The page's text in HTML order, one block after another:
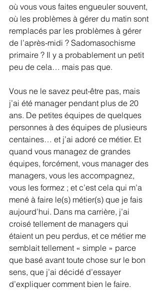
où vous vous faites engueuler souvent,
où les problèmes à gérer du matin sont
remplacés par les problèmes à gérer
de l’après-midi ? Sadomasochisme
primaire ? Il y a probablement un petit
peu de cela… mais pas que.
Vous ne le savez peut-être pas, mais
j’ai été manager pendant plus de 20
ans. De petites équipes de quelques
personnes à des équipes de plusieurs
centaines… et j’ai adoré ce métier. Et
quand vous managez de grandes
équipes, forcément, vous manager des
managers, vous les accompagnez,
vous les formez ; et c’est cela qui m’a
mené à faire le(s) métier(s) que je fais
aujourd’hui. Dans ma carrière, j’ai
croisé tellement de managers qui
étaient un peu perdus, et ce métier me
semblait tellement « simple » parce
que basé avant toute chose sur le bon
sens, que j’ai décidé d’essayer
d’expliquer comment bien le faire.